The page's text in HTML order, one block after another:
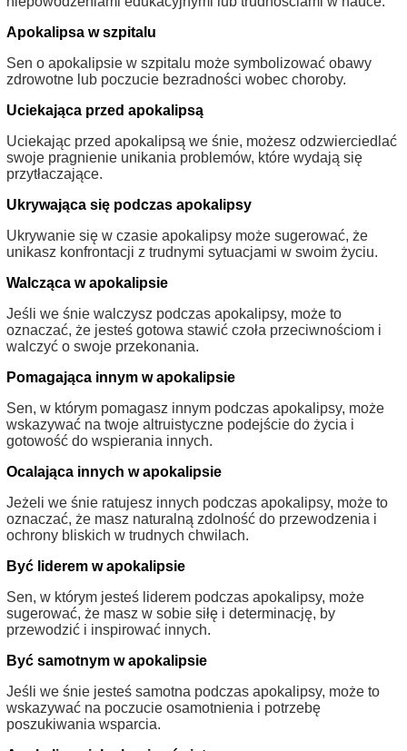
Apokalipsa w szpitalu
Sen o apokalipsie w szpitalu może symbolizować obawy
zdrowotne lub poczucie bezradności wobec choroby.
Uciekająca przed apokalipsą
Uciekając przed apokalipsą we śnie, możesz odzwierciedlać
swoje pragnienie unikania problemów, które wydają się
przytłaczające.
Ukrywająca się podczas apokalipsy
Ukrywanie się w czasie apokalipsy może sugerować, że
unikasz konfrontacji z trudnymi sytuacjami w swoim życiu.
Walcząca w apokalipsie
Jeśli we śnie walczysz podczas apokalipsy, może to
oznaczać, że jesteś gotowa stawić czoła przeciwnościom i
walczyć o swoje przekonania.
Pomagająca innym w apokalipsie
Sen, w którym pomagasz innym podczas apokalipsy, może
wskazywać na twoje altruistyczne podejście do życia i
gotowość do wspierania innych.
Ocalająca innych w apokalipsie
Jeżeli we śnie ratujesz innych podczas apokalipsy, może to
oznaczać, że masz naturalną zdolność do przewodzenia i
ochrony bliskich w trudnych chwilach.
Być liderem w apokalipsie
Sen, w którym jesteś liderem podczas apokalipsy, może
sugerować, że masz w sobie siłę i determinację, by
przewodzić i inspirować innych.
Być samotnym w apokalipsie
Jeśli we śnie jesteś samotna podczas apokalipsy, może to
wskazywać na poczucie osamotnienia i potrzebę
poszukiwania wsparcia.